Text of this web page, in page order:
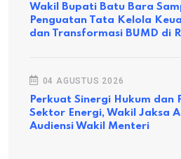
Wakil Bupati Batu Bara
Penguatan Tata Kelola
dan Transformasi BUMD di
04 AGUSTUS 2026
Perkuat Sinergi Hukum dan
Sektor Energi, Wakil Jaksa
Audiensi Wakil Menteri